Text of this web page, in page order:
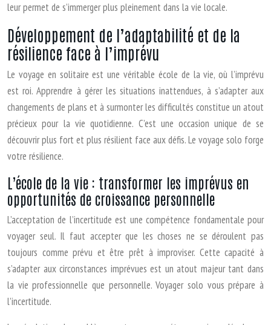
leur permet de s’immerger plus pleinement dans la vie locale.
Développement de l’adaptabilité et de la
résilience face à l’imprévu
Le voyage en solitaire est une véritable école de la vie, où l’imprévu
est roi. Apprendre à gérer les situations inattendues, à s’adapter aux
changements de plans et à surmonter les difficultés constitue un atout
précieux pour la vie quotidienne. C’est une occasion unique de se
découvrir plus fort et plus résilient face aux défis. Le voyage solo forge
votre résilience.
L’école de la vie : transformer les imprévus en
opportunités de croissance personnelle
L’acceptation de l’incertitude est une compétence fondamentale pour
voyager seul. Il faut accepter que les choses ne se déroulent pas
toujours comme prévu et être prêt à improviser. Cette capacité à
s’adapter aux circonstances imprévues est un atout majeur tant dans
la vie professionnelle que personnelle. Voyager solo vous prépare à
l’incertitude.